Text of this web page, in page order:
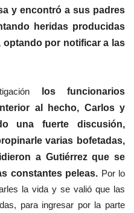
y encontró a sus padres
heridas producidas
por notificar a las
los funcionarios
al hecho, Carlos y
una fuerte discusión,
varias bofetadas,
a Gutiérrez que se
constantes peleas. Por lo
la vida y se valió que las
para ingresar por la parte